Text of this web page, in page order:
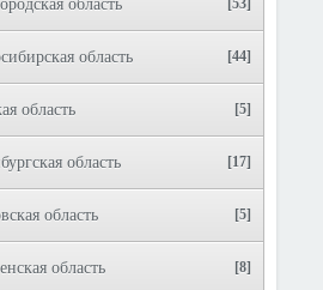
область [53]
область [44]
область [5]
область [17]
область [5]
область [8]